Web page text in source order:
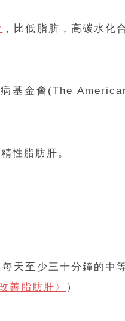
，比低脂肪，高碳水化
病基金會(The
性脂肪肝。
天至少三十分鐘的中
善脂肪肝〉
）